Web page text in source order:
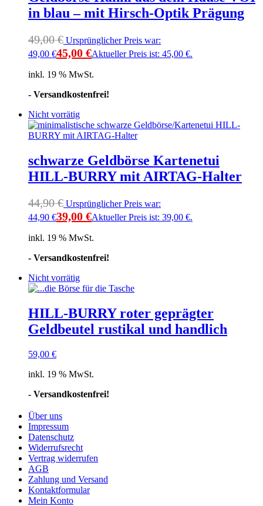
in blau – mit Hirsch-Optik Prägung
49,00€ Ursprünglicher Preis war:
49,00 €45,00 €Aktueller Preis ist: 45,00 €.
inkl. 19 % MwSt.
- Versandkostenfrei!
Nicht vorrätig
schwarze Geldbörse Kartenetui
HILL-BURRY mit AIRTAG-Halter
44,90€ Ursprünglicher Preis war:
44,90 €39,00 €Aktueller Preis ist: 39,00 €.
inkl. 19 % MwSt.
- Versandkostenfrei!
Nicht vorrätig
HILL-BURRY roter geprägter
Geldbeutel rustikal und handlich
59,00 €
inkl. 19 % MwSt.
- Versandkostenfrei!
Über uns
Impressum
Datenschutz
Widerrufsrecht
Vertrag widerrufen
AGB
Zahlung und Versand
Kontaktformular
Mein Konto